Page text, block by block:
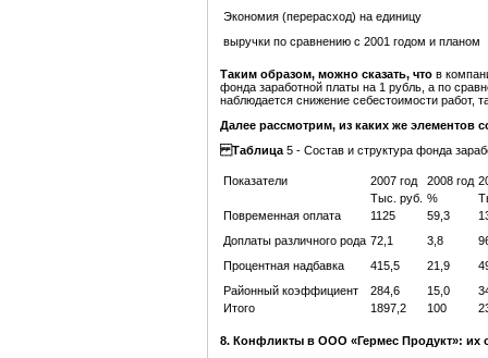
Экономия (перерасход) на единицу
выручки по сравнению с 2001 годом и планом
Таким образом, можно сказать, что в
фонда заработной платы на 1 рубль, а по
наблюдается снижение себестоимости работ,
Далее рассмотрим, из каких же элементов
Таблица 5 - Состав и структура фонда
Показатели 2007 год 2008 год
Тыс. руб. %
Повременная оплата
Доплаты различного рода
Процентная надбавка
Районный коэффициент
1125
72,1
415,5
284,6
59,3
3,8
21,9
15,0
Итого
1897,2 100
8. Конфликты в ООО «Гермес Продукт»: их